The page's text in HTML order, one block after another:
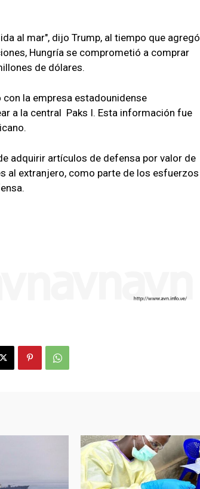
al mar", dijo Trump, al tiempo que agregó
Hungría se comprometió a comprar
de dólares.
con la empresa estadounidense
a la central Paks I. Esta información fue
adquirir artículos de defensa por valor de
al extranjero, como parte de los esfuerzos